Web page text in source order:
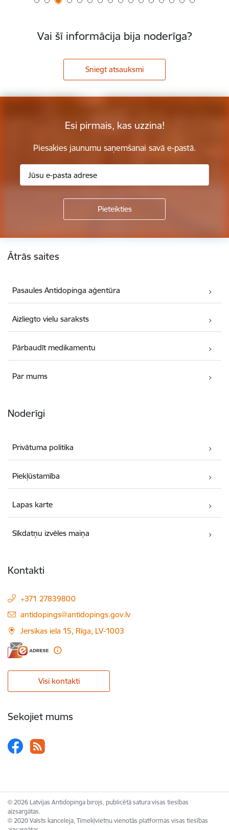
Vai šī informācija bija noderīga?
Sniegt atsauksmi
Esi pirmais, kas uzzina!
Piesakies jaunumu saņemšanai savā e-pastā.
Ātrās saites
Pasaules Antidopinga aģentūra
Aizliegto vielu saraksts
Pārbaudīt medikamentu
Par mums
Noderīgi
Privātuma politika
Piekļūstamība
Lapas karte
Sīkdatņu izvēles maiņa
Kontakti
+371 27839800
E-pasts:
antidopings@antidopings.gov.lv
Jersikas iela 15, Rīga, LV-1003
Visi kontakti
Sekojiet mums
© 2026 Latvijas Antidopinga birojs, publicētā satura visas tiesības
aizsargātas.
© 2020 Valsts kanceleja, Tīmekļvietņu vienotās platformas visas tiesības